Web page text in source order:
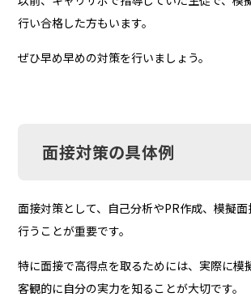
行い合格した方もいます。
ぜひ早め早めの対策を行いましょう。
面接対策の具体例
面接対策として、自己分析やPR作成、模擬
行うことが重要です。
特に面接で高得点を取るためには、実際に模
客観的に自分の実力を知ることが大切です。